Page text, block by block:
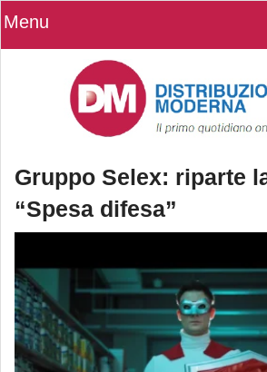
Menu
Gruppo Selex: riparte
“Spesa difesa”